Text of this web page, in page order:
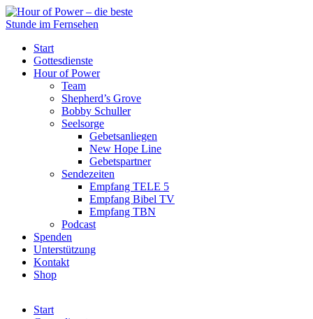
Start
Gottesdienste
Hour of Power
Team
Shepherd’s Grove
Bobby Schuller
Seelsorge
Gebetsanliegen
New Hope Line
Gebetspartner
Sendezeiten
Empfang TELE 5
Empfang Bibel TV
Empfang TBN
Podcast
Spenden
Unterstützung
Kontakt
Shop
Start